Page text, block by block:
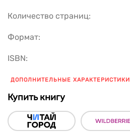
Количество страниц:
Формат:
ISBN:
ДОПОЛНИТЕЛЬНЫЕ ХАРАКТЕРИСТИКИ
Купить книгу